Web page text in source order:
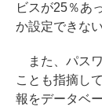
ビスが25％あ
か設定できな
また、パスワ
ことも指摘し
報をデータベ